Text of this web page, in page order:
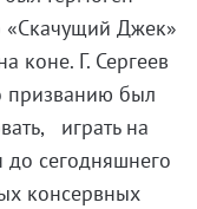
«Скачущий Джек»
коне. Г. Сергеев
призванию был
играть на
до сегодняшнего
консервных